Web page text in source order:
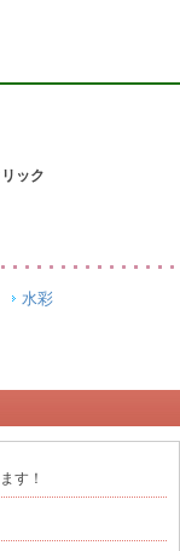
ック
水彩
す！